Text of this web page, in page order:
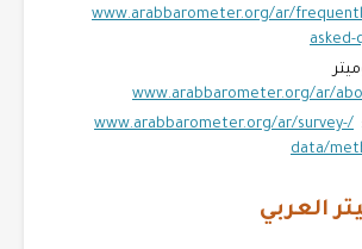
www.arabbarometer.org/ar/
asked-
www.arabbarometer.org/ar/
/www.arabbarometer.org/ar/survey-
data/
العربي